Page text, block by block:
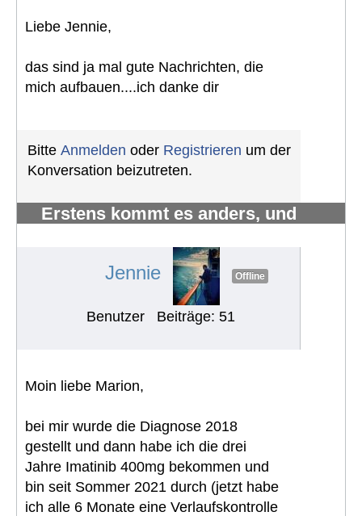
Liebe Jennie,
das sind ja mal gute Nachrichten, die
mich aufbauen....ich danke dir
Bitte Anmelden oder Registrieren um der
Konversation beizutreten.
Erstens kommt es anders, und
Jennie Offline
Benutzer Beiträge: 51
Moin liebe Marion,
bei mir wurde die Diagnose 2018
gestellt und dann habe ich die drei
Jahre Imatinib 400mg bekommen und
bin seit Sommer 2021 durch (jetzt habe
ich alle 6 Monate eine Verlaufskontrolle